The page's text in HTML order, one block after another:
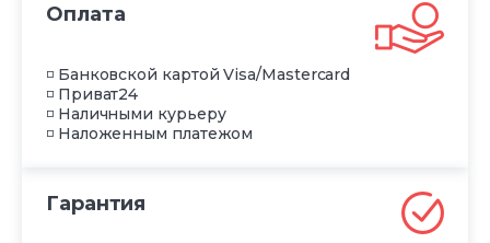
Оплата
◽ Банковской картой Visa/Mastercard
◽ Приват24
◽ Наличными курьеру
◽ Наложенным платежом
Гарантия